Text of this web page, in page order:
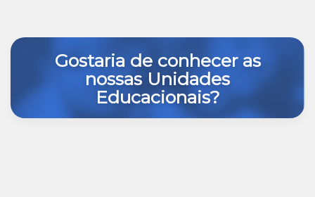
Gostaria de conhecer as
nossas Unidades
Educacionais?